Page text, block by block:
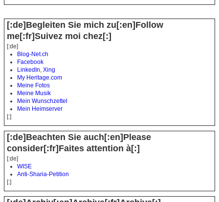
[:de]Begleiten Sie mich zu[:en]Follow
me[:fr]Suivez moi chez[:]
[:de]
Blog-Net.ch
Facebook
LinkedIn,Xing
My Heritage.com
Meine Fotos
Meine Musik
Mein Wunschzettel
Mein Heimserver
[:]
[:de]Beachten Sie auch[:en]Please
consider[:fr]Faites attention à[:]
[:de]
WISE
Anti-Sharia-Petition
[:]